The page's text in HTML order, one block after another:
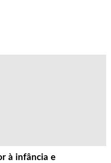
à infância e